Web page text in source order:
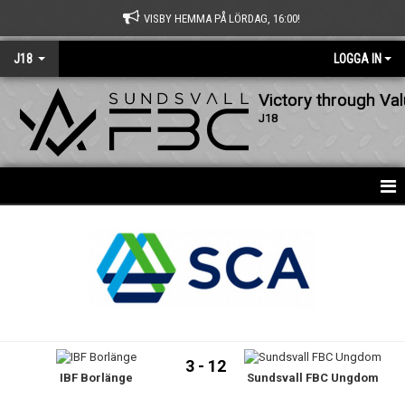
VISBY HEMMA PÅ LÖRDAG, 16:00!
J18 LOGGA IN
Victory through
J18
IBF Borlänge
3 - 12
Sundsvall FBC Ungdom